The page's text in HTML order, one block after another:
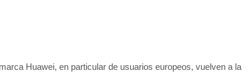
Huawei, en particular de usuarios europeos, vuelven a la